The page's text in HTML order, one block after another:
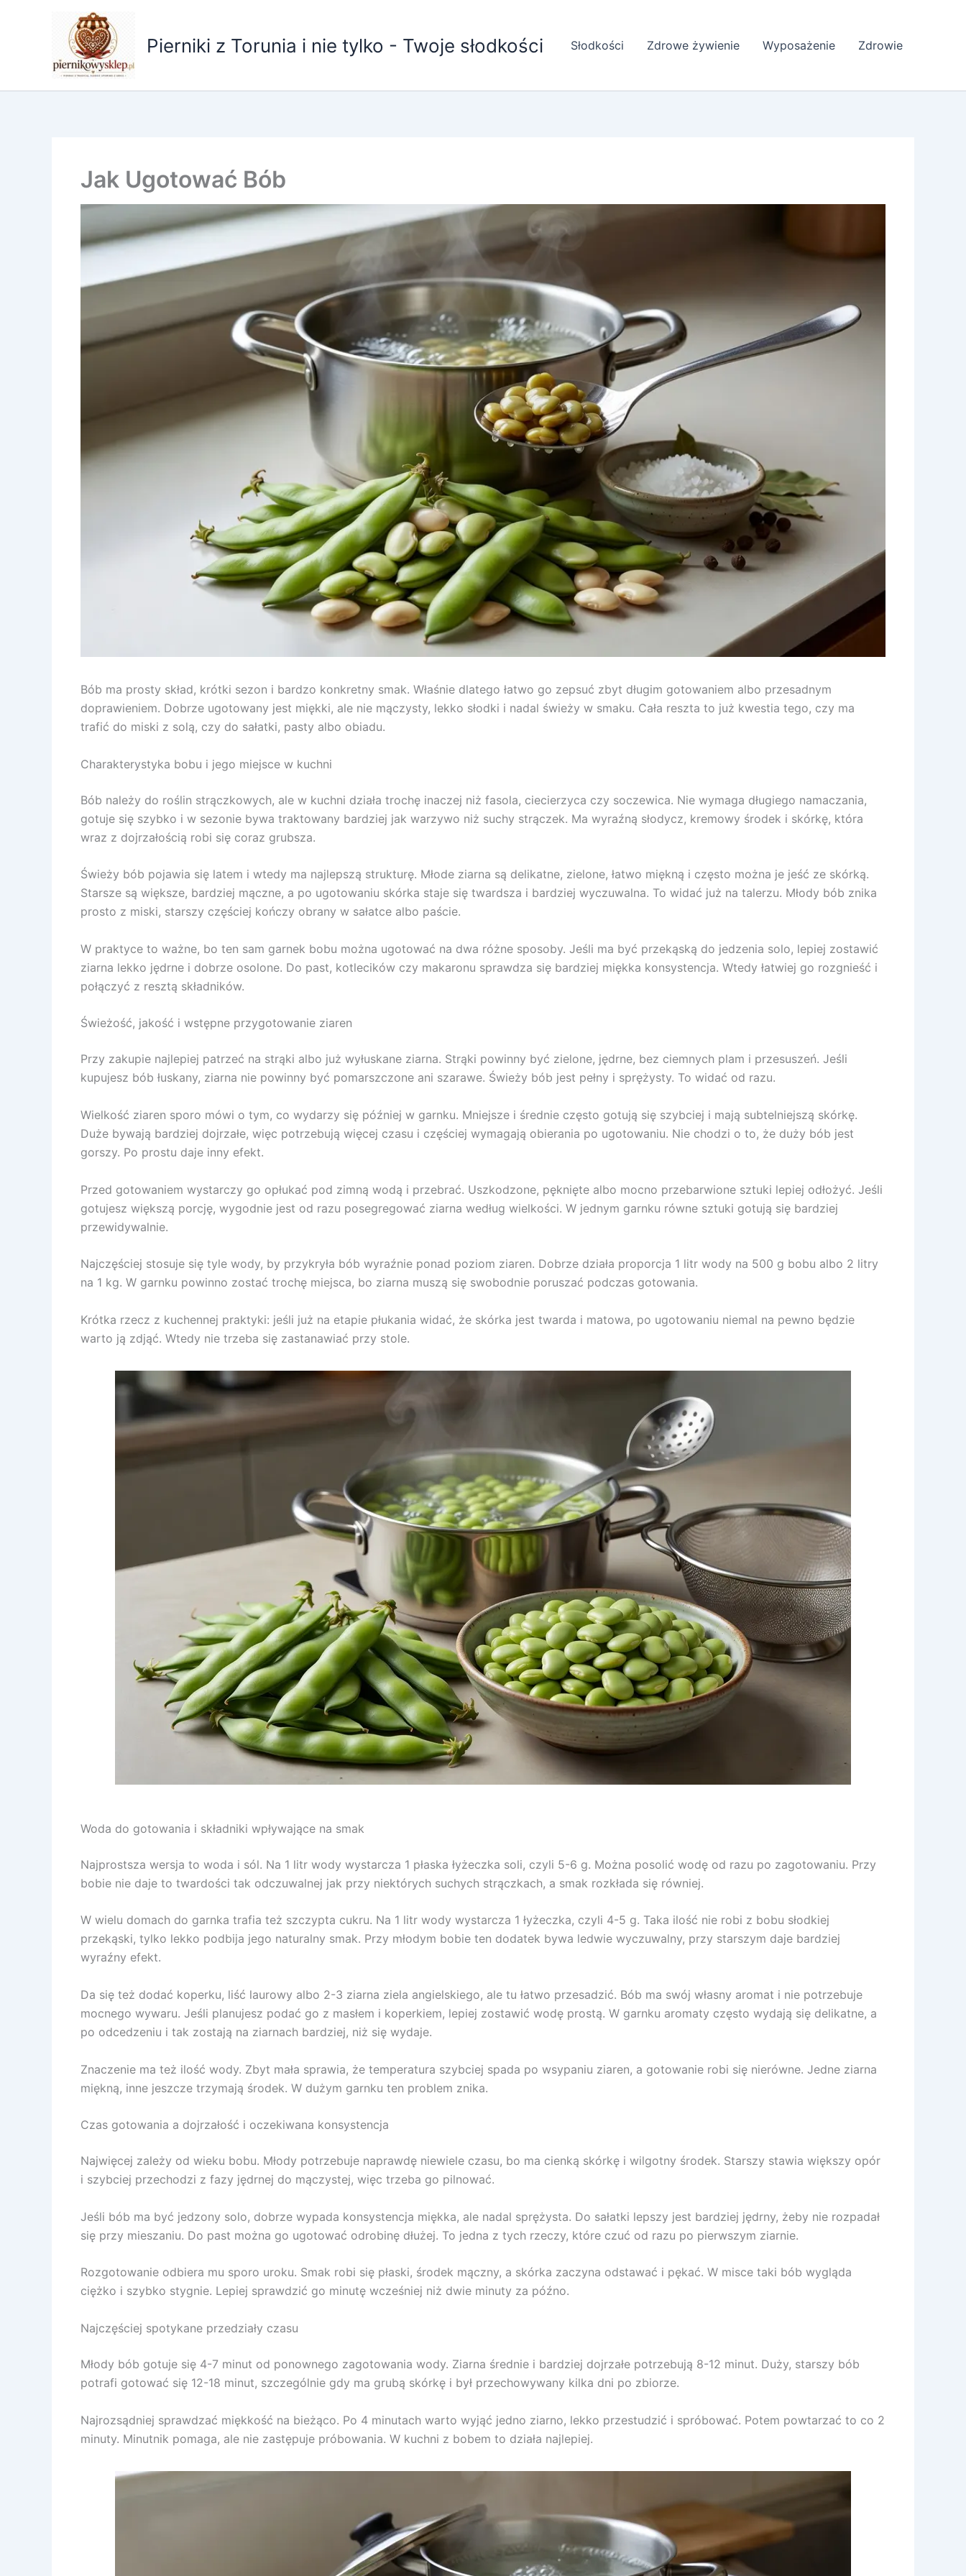
Pierniki z Torunia i nie tylko - Twoje słodkości Słodkości Zdrowe żywienie Wyposażenie Zdrowie
Jak Ugotować Bób
Bób ma prosty skład, krótki sezon i bardzo konkretny smak. Właśnie dlatego łatwo go zepsuć zbyt długim gotowaniem albo przesadnym
doprawieniem. Dobrze ugotowany jest miękki, ale nie mączysty, lekko słodki i nadal świeży w smaku. Cała reszta to już kwestia tego, czy ma
trafić do miski z solą, czy do sałatki, pasty albo obiadu.
Charakterystyka bobu i jego miejsce w kuchni
Bób należy do roślin strączkowych, ale w kuchni działa trochę inaczej niż fasola, ciecierzyca czy soczewica. Nie wymaga długiego namaczania,
gotuje się szybko i w sezonie bywa traktowany bardziej jak warzywo niż suchy strączek. Ma wyraźną słodycz, kremowy środek i skórkę, która
wraz z dojrzałością robi się coraz grubsza.
Świeży bób pojawia się latem i wtedy ma najlepszą strukturę. Młode ziarna są delikatne, zielone, łatwo miękną i często można je jeść ze skórką.
Starsze są większe, bardziej mączne, a po ugotowaniu skórka staje się twardsza i bardziej wyczuwalna. To widać już na talerzu. Młody bób znika
prosto z miski, starszy częściej kończy obrany w sałatce albo paście.
W praktyce to ważne, bo ten sam garnek bobu można ugotować na dwa różne sposoby. Jeśli ma być przekąską do jedzenia solo, lepiej zostawić
ziarna lekko jędrne i dobrze osolone. Do past, kotlecików czy makaronu sprawdza się bardziej miękka konsystencja. Wtedy łatwiej go rozgnieść i
połączyć z resztą składników.
Świeżość, jakość i wstępne przygotowanie ziaren
Przy zakupie najlepiej patrzeć na strąki albo już wyłuskane ziarna. Strąki powinny być zielone, jędrne, bez ciemnych plam i przesuszeń. Jeśli
kupujesz bób łuskany, ziarna nie powinny być pomarszczone ani szarawe. Świeży bób jest pełny i sprężysty. To widać od razu.
Wielkość ziaren sporo mówi o tym, co wydarzy się później w garnku. Mniejsze i średnie często gotują się szybciej i mają subtelniejszą skórkę.
Duże bywają bardziej dojrzałe, więc potrzebują więcej czasu i częściej wymagają obierania po ugotowaniu. Nie chodzi o to, że duży bób jest
gorszy. Po prostu daje inny efekt.
Przed gotowaniem wystarczy go opłukać pod zimną wodą i przebrać. Uszkodzone, pęknięte albo mocno przebarwione sztuki lepiej odłożyć. Jeśli
gotujesz większą porcję, wygodnie jest od razu posegregować ziarna według wielkości. W jednym garnku równe sztuki gotują się bardziej
przewidywalnie.
Najczęściej stosuje się tyle wody, by przykryła bób wyraźnie ponad poziom ziaren. Dobrze działa proporcja 1 litr wody na 500 g bobu albo 2 litry
na 1 kg. W garnku powinno zostać trochę miejsca, bo ziarna muszą się swobodnie poruszać podczas gotowania.
Krótka rzecz z kuchennej praktyki: jeśli już na etapie płukania widać, że skórka jest twarda i matowa, po ugotowaniu niemal na pewno będzie
warto ją zdjąć. Wtedy nie trzeba się zastanawiać przy stole.
Woda do gotowania i składniki wpływające na smak
Najprostsza wersja to woda i sól. Na 1 litr wody wystarcza 1 płaska łyżeczka soli, czyli 5-6 g. Można posolić wodę od razu po zagotowaniu. Przy
bobie nie daje to twardości tak odczuwalnej jak przy niektórych suchych strączkach, a smak rozkłada się równiej.
W wielu domach do garnka trafia też szczypta cukru. Na 1 litr wody wystarcza 1 łyżeczka, czyli 4-5 g. Taka ilość nie robi z bobu słodkiej
przekąski, tylko lekko podbija jego naturalny smak. Przy młodym bobie ten dodatek bywa ledwie wyczuwalny, przy starszym daje bardziej
wyraźny efekt.
Da się też dodać koperku, liść laurowy albo 2-3 ziarna ziela angielskiego, ale tu łatwo przesadzić. Bób ma swój własny aromat i nie potrzebuje
mocnego wywaru. Jeśli planujesz podać go z masłem i koperkiem, lepiej zostawić wodę prostą. W garnku aromaty często wydają się delikatne, a
po odcedzeniu i tak zostają na ziarnach bardziej, niż się wydaje.
Znaczenie ma też ilość wody. Zbyt mała sprawia, że temperatura szybciej spada po wsypaniu ziaren, a gotowanie robi się nierówne. Jedne ziarna
miękną, inne jeszcze trzymają środek. W dużym garnku ten problem znika.
Czas gotowania a dojrzałość i oczekiwana konsystencja
Najwięcej zależy od wieku bobu. Młody potrzebuje naprawdę niewiele czasu, bo ma cienką skórkę i wilgotny środek. Starszy stawia większy opór
i szybciej przechodzi z fazy jędrnej do mączystej, więc trzeba go pilnować.
Jeśli bób ma być jedzony solo, dobrze wypada konsystencja miękka, ale nadal sprężysta. Do sałatki lepszy jest bardziej jędrny, żeby nie rozpadał
się przy mieszaniu. Do past można go ugotować odrobinę dłużej. To jedna z tych rzeczy, które czuć od razu po pierwszym ziarnie.
Rozgotowanie odbiera mu sporo uroku. Smak robi się płaski, środek mączny, a skórka zaczyna odstawać i pękać. W misce taki bób wygląda
ciężko i szybko stygnie. Lepiej sprawdzić go minutę wcześniej niż dwie minuty za późno.
Najczęściej spotykane przedziały czasu
Młody bób gotuje się 4-7 minut od ponownego zagotowania wody. Ziarna średnie i bardziej dojrzałe potrzebują 8-12 minut. Duży, starszy bób
potrafi gotować się 12-18 minut, szczególnie gdy ma grubą skórkę i był przechowywany kilka dni po zbiorze.
Najrozsądniej sprawdzać miękkość na bieżąco. Po 4 minutach warto wyjąć jedno ziarno, lekko przestudzić i spróbować. Potem powtarzać to co 2
minuty. Minutnik pomaga, ale nie zastępuje próbowania. W kuchni z bobem to działa najlepiej.